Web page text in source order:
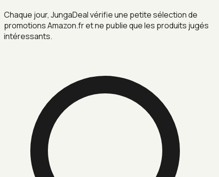
Chaque jour, JungaDeal vérifie une petite sélection de
promotions Amazon.fr et ne publie que les produits jugés
intéressants.